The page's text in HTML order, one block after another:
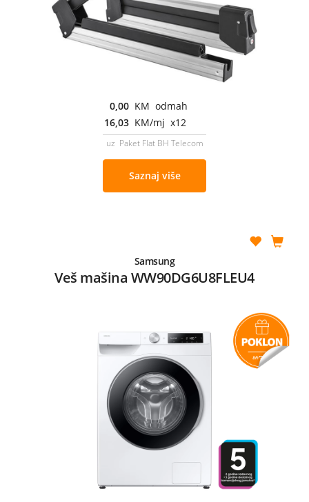
0,00 KM odmah
16,03 KM/mj x12
uz Paket Flat BH Telecom
Saznaj više
Samsung
Veš mašina WW90DG6U8FLEU4